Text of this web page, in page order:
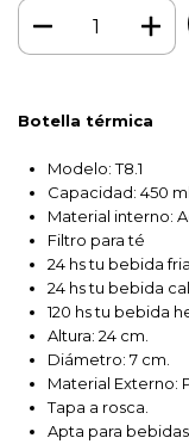
Botella térmica
Modelo: T8.1
Capacidad: 450
Material interno:
Filtro para té
24 hs tu bebida
24 hs tu bebida
120 hs tu bebida
Altura: 24 cm.
Diámetro: 7 cm.
Material Externo:
Tapa a rosca.
Apta para